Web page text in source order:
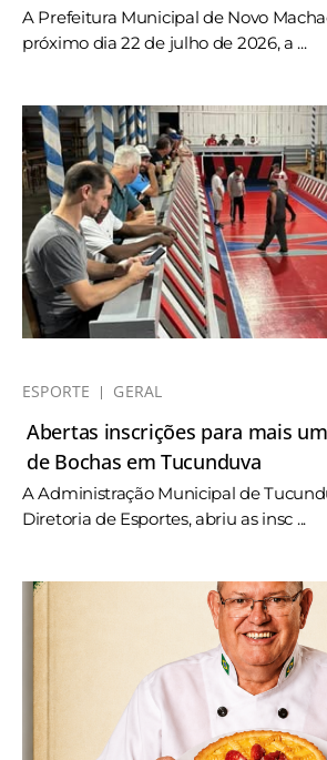
A Prefeitura Municipal de Novo
próximo dia 22 de julho de 2026, a ...
ESPORTE GERAL
Abertas inscrições para mais
de Bochas em Tucunduva
A Administração Municipal de
Diretoria de Esportes, abriu as insc ...